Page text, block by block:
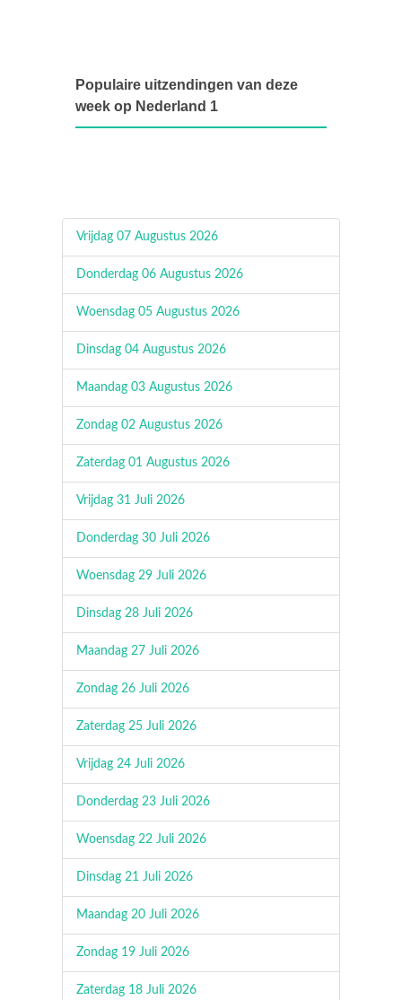
Populaire uitzendingen van deze
week op Nederland 1
Vrijdag 07 Augustus 2026
Donderdag 06 Augustus 2026
Woensdag 05 Augustus 2026
Dinsdag 04 Augustus 2026
Maandag 03 Augustus 2026
Zondag 02 Augustus 2026
Zaterdag 01 Augustus 2026
Vrijdag 31 Juli 2026
Donderdag 30 Juli 2026
Woensdag 29 Juli 2026
Dinsdag 28 Juli 2026
Maandag 27 Juli 2026
Zondag 26 Juli 2026
Zaterdag 25 Juli 2026
Vrijdag 24 Juli 2026
Donderdag 23 Juli 2026
Woensdag 22 Juli 2026
Dinsdag 21 Juli 2026
Maandag 20 Juli 2026
Zondag 19 Juli 2026
Zaterdag 18 Juli 2026